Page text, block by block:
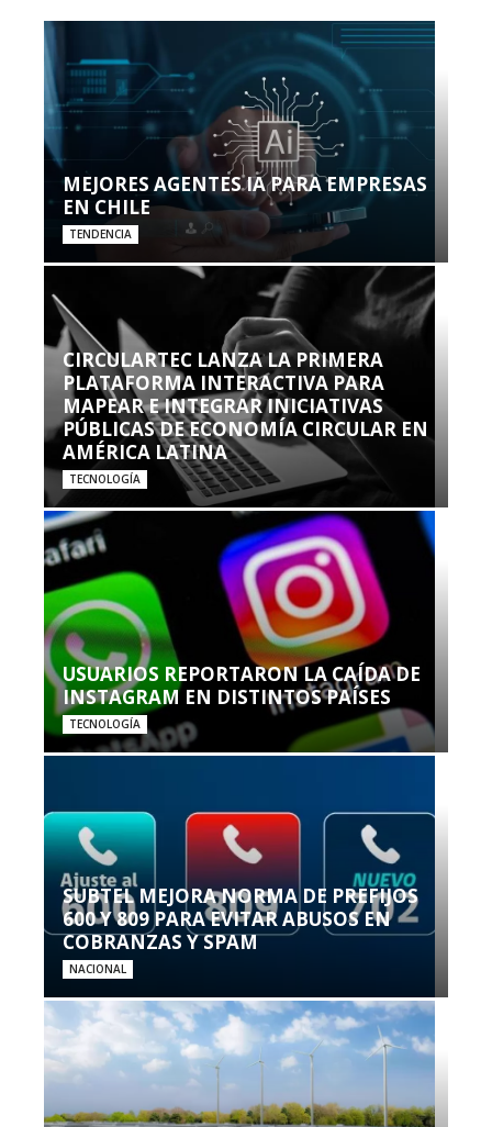
MEJORES AGENTES IA PARA EMPRESAS
EN CHILE
TENDENCIA
CIRCULARTEC LANZA LA PRIMERA
PLATAFORMA INTERACTIVA PARA
MAPEAR E INTEGRAR INICIATIVAS
PÚBLICAS DE ECONOMÍA CIRCULAR EN
AMÉRICA LATINA
TECNOLOGÍA
USUARIOS REPORTARON LA CAÍDA DE
INSTAGRAM EN DISTINTOS PAÍSES
TECNOLOGÍA
SUBTEL MEJORA NORMA DE PREFIJOS
600 Y 809 PARA EVITAR ABUSOS EN
COBRANZAS Y SPAM
NACIONAL